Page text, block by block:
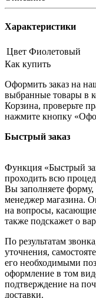
Характеристики
Цвет Фиолетовый
Как купить
Оформить заказ на
выбранные товары в
Корзина, проверьте
нажмите кнопку
Быстрый заказ
Функция «Быстрый
проходить всю
Вы заполняете форму,
менеджер магазина.
на вопросы,
также подскажет о
По результатам
уточнения,
его необходимыми
оформление в том
подтверждение на
доставки.